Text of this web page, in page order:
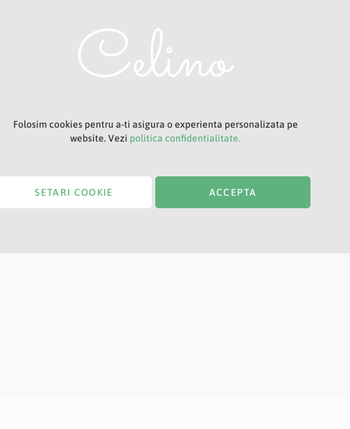
Folosim cookies pentru a-ti asigura o experienta personalizata pe
website. Vezi politica confidentialitate.
ACCEPTA
SETARI COOKIE